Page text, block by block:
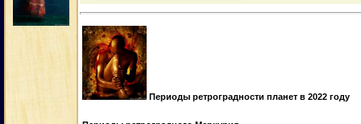
Периоды ретроградности планет в 2022 году